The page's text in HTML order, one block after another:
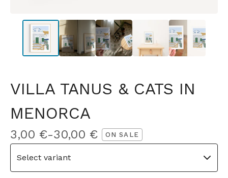
VILLA TANUS & CATS IN
MENORCA
3,00 €-30,00 € ON SALE